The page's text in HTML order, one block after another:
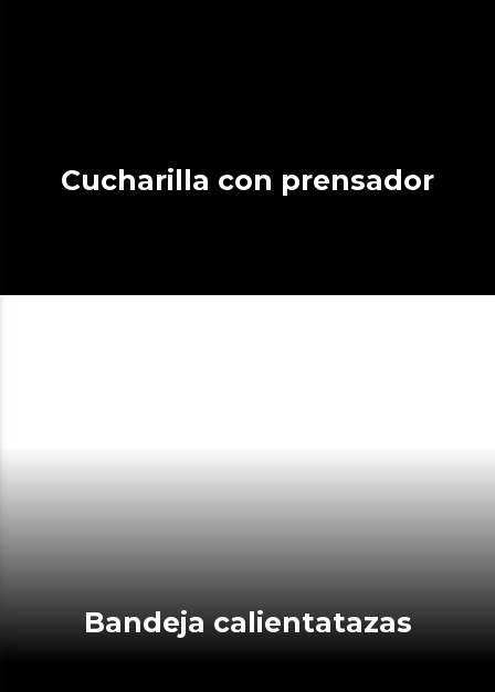
Cucharilla con prensador
Bandeja calientatazas